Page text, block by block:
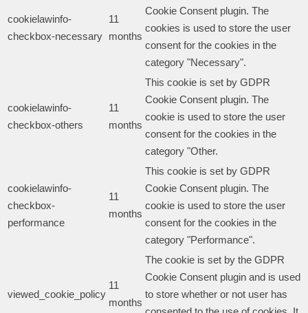
cookielawinfo-
checkbox-necessary
11
months
Cookie Consent plugin. The
cookies is used to store the user
consent for the cookies in the
category "Necessary".
cookielawinfo-
checkbox-others
11
months
This cookie is set by GDPR
Cookie Consent plugin. The
cookie is used to store the user
consent for the cookies in the
category "Other.
cookielawinfo-
checkbox-
performance
11
months
This cookie is set by GDPR
Cookie Consent plugin. The
cookie is used to store the user
consent for the cookies in the
category "Performance".
viewed_cookie_policy
11
months
The cookie is set by the GDPR
Cookie Consent plugin and is used
to store whether or not user has